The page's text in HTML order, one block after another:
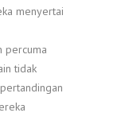
menyertai
percuma
tidak